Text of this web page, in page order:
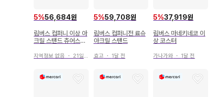
5%56,684원
림버스 컴퍼니 이상 아
크릴 스탠드 츄어스타
지역정보 없음 ・ 21일 전
5%59,708원
림버스 컴퍼니전 료슈
아크릴 스탠드
효고・ 1달 전
5%37,919원
림버스 마네키네코 이
상 코스터
가나가와 ・ 1달 전